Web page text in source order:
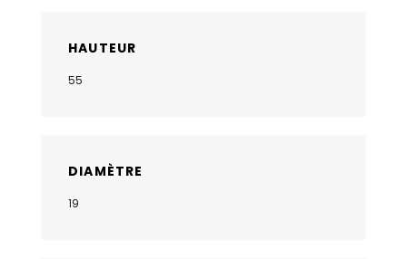
HAUTEUR
55
DIAMÈTRE
19